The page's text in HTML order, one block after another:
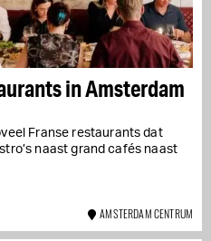
in Amsterdam
Franse restaurants dat
naast grand cafés naast
AMSTERDAM CENTRUM